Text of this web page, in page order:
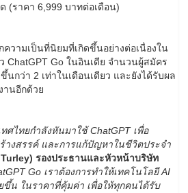
(ราคา 6,999 บาทต่อเดือน)
ความเป็นที่นิยมที่เกิดขึ้นอย่างต่อเนื่องใน
ChatGPT Go ในอินเดีย จำนวนผู้สมัคร
นกว่า 2 เท่าในเดือนเดียว และยังได้รับผล
านอีกด้วย
ศไทยกำลังหันมาใช้ChatGPT เพื่อ
างสรรค์ และการแก้ปัญหาในชีวิตประจำ
รองประธานและหัวหน้าบริษัท
Go เราต้องการทำให้เทคโนโลยีAI
ขึ้น ในราคาที่คุ้มค่า เพื่อให้ทุกคนได้รับ